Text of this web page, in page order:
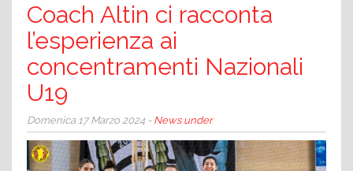
Coach Altin ci racconta
l’esperienza ai
concentramenti Nazionali
U19
Domenica 17 Marzo 2024 - News under